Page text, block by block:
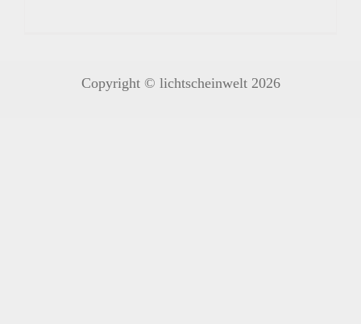
Copyright © lichtscheinwelt 2026